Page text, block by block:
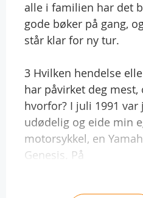
alle i familien har det
gode bøker på gang,
står klar for ny tur.
3 Hvilken hendelse
har påvirket deg mest,
hvorfor? I juli 1991 var
udødelig og eide min
motorsykkel, en
Genesis. På